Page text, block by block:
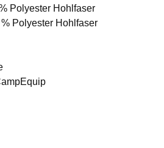
Polyester Hohlfaser
Polyester Hohlfaser